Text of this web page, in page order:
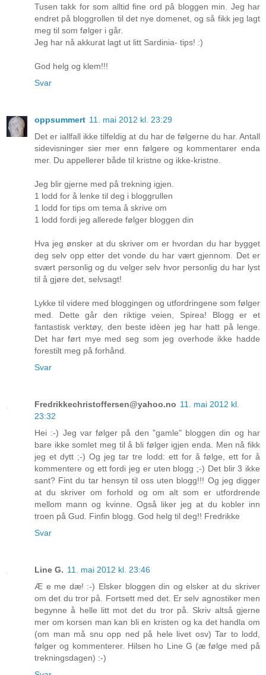
Tusen takk for som alltid fine ord på bloggen min. Jeg har
endret på bloggrollen til det nye domenet, og så fikk jeg lagt
meg til som følger i går.
Jeg har nå akkurat lagt ut litt Sardinia- tips! :)
God helg og klem!!!
Svar
oppsummert 11. mai 2012 kl. 23:29
Det er iallfall ikke tilfeldig at du har de følgerne du har. Antall
sidevisninger sier mer enn følgere og kommentarer enda
mer. Du appellerer både til kristne og ikke-kristne.
Jeg blir gjerne med på trekning igjen.
1 lodd for å lenke til deg i bloggrullen
1 lodd for tips om tema å skrive om
1 lodd fordi jeg allerede følger bloggen din
Hva jeg ønsker at du skriver om er hvordan du har bygget
deg selv opp etter det vonde du har vært gjennom. Det er
svært personlig og du velger selv hvor personlig du har lyst
til å gjøre det, selvsagt!
Lykke til videre med bloggingen og utfordringene som følger
med. Dette går den riktige veien, Spirea! Blogg er et
fantastisk verktøy, den beste idèen jeg har hatt på lenge.
Det har ført mye med seg som jeg overhode ikke hadde
forestilt meg på forhånd.
Svar
Fredrikkechristoffersen@yahoo.no 11. mai 2012 kl.
23:32
Hei :-) Jeg var følger på den "gamle" bloggen din og har
bare ikke somlet meg til å bli følger igjen enda. Men nå fikk
jeg et dytt ;-) Og jeg tar tre lodd: ett for å følge, ett for å
kommentere og ett fordi jeg er uten blogg ;-) Det blir 3 ikke
sant? Fint du tar hensyn til oss uten blogg!!! Og jeg digger
at du skriver om forhold og om alt som er utfordrende
mellom mann og kvinne. Også liker jeg at du kobler inn
troen på Gud. Finfin blogg. God helg til deg!! Fredrikke
Svar
Line G. 11. mai 2012 kl. 23:46
Æ e me dæ! :-) Elsker bloggen din og elsker at du skriver
om det du tror på. Fortsett med det. Er selv agnostiker men
begynne å helle litt mot det du tror på. Skriv altså gjerne
mer om korsen man kan bli en kristen og ka det handla om
(om man må snu opp ned på hele livet osv) Tar to lodd,
følger og kommenterer. Hilsen ho Line G (æ følge med på
trekningsdagen) :-)